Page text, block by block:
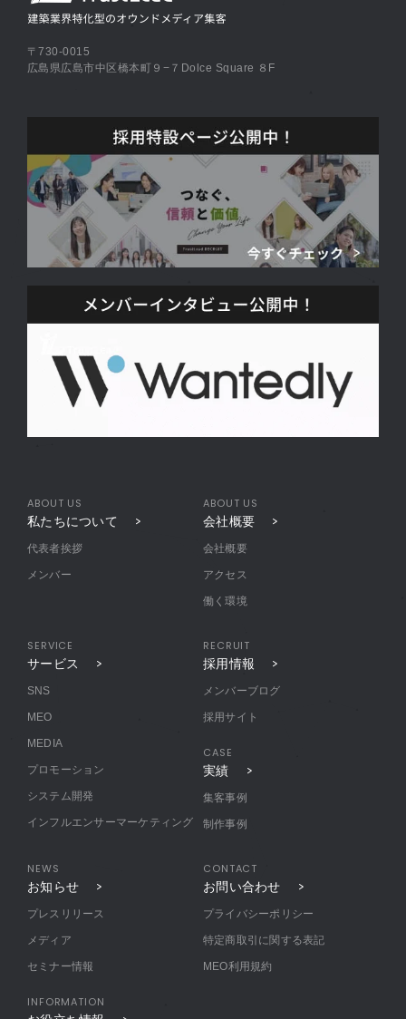
〒730-0015
広島県広島市中区橋本町９−７Dolce Square ８F
ABOUT US
私たちについて
代表者挨拶
メンバー
ABOUT US
会社概要
会社概要
アクセス
働く環境
SERVICE
サービス
SNS
MEO
MEDIA
プロモーション
システム開発
インフルエンサーマーケティング
RECRUIT
採用情報
メンバーブログ
採用サイト
CASE
実績
集客事例
制作事例
NEWS
お知らせ
プレスリリース
メディア
セミナー情報
INFORMATION
CONTACT
お問い合わせ
プライバシーポリシー
特定商取引に関する表記
MEO利用規約